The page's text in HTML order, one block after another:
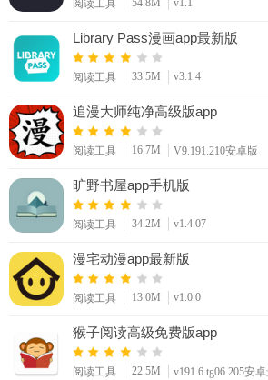
阅读工具
Library Pass漫画app最新版
阅读工具 33.5M v3.1.4
追漫大师纯净高级版app
阅读工具 16.7M V9.191.210安卓版
旷野书屋app手机版
阅读工具 34.2M v1.4.07
漫宅动漫app最新版
阅读工具 13.0M v1.0.0
猴子阅读高级免费版app
阅读工具 22.5M v191.6.tg06.205安